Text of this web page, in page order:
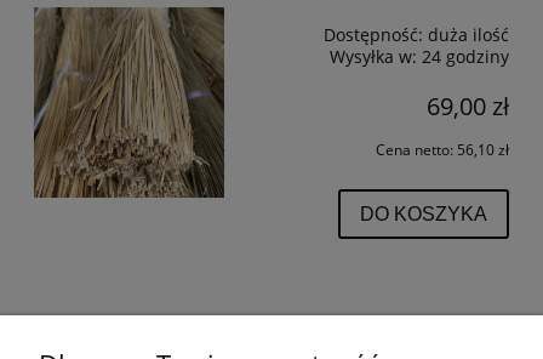
Dostępność: duża ilość
Wysyłka w: 24 godziny
69,00 zł
Cena netto: 56,10 zł
DO KOSZYKA